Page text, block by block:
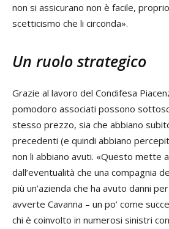
non si assicurano non è facile,
scetticismo che li circonda».
Un ruolo strategico
Grazie al lavoro del Condifesa
pomodoro associati possono
stesso prezzo, sia che abbiano
precedenti (e quindi abbiano
non li abbiano avuti. «Questo mette
dall’eventualità che una compagnia
più un’azienda che ha avuto danni
avverte Cavanna – un po’ come
chi è coinvolto in numerosi sinistri